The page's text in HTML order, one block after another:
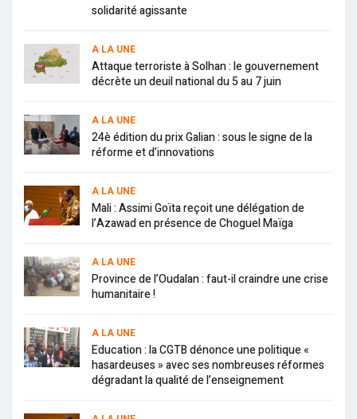
solidarité agissante
A LA UNE
Attaque terroriste à Solhan : le gouvernement
décrète un deuil national du 5 au 7 juin
A LA UNE
24è édition du prix Galian : sous le signe de la
réforme et d’innovations
A LA UNE
Mali : Assimi Goïta reçoit une délégation de
l’Azawad en présence de Choguel Maïga
A LA UNE
Province de l’Oudalan : faut-il craindre une crise
humanitaire !
A LA UNE
Education : la CGTB dénonce une politique «
hasardeuses » avec ses nombreuses réformes
dégradant la qualité de l’enseignement